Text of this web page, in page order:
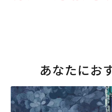
あなたにお